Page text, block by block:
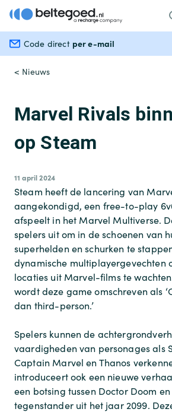
Code direct per e-mail
< Nieuws
Marvel Rivals
op Steam
11 april 2024
Steam heeft de lancering van
aangekondigd, een free-to-play
afspeelt in het Marvel Multiverse.
spelers uit om in de schoenen van
superhelden en schurken te
dynamische multiplayergevechten
locaties uit Marvel-films te
wordt deze game omschreven als
dan third-person.’
Spelers kunnen de
vaardigheden van personages als
Captain Marvel en Thanos
introduceert ook een nieuwe
een ​​botsing tussen Doctor Doom
tegenstander uit het jaar 2099.